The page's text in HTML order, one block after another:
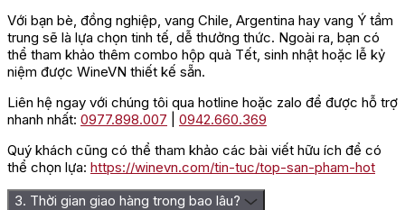
Với bạn bè, đồng nghiệp, vang Chile, Argentina hay vang Ý tầm
trung sẽ là lựa chọn tinh tế, dễ thưởng thức. Ngoài ra, bạn có
thể tham khảo thêm combo hộp quà Tết, sinh nhật hoặc lễ kỷ
niệm được WineVN thiết kế sẵn.
Liên hệ ngay với chúng tôi qua hotline hoặc zalo để được hỗ trợ
nhanh nhất: 0977.898.007
0942.660.369
Quý khách cũng có thể tham khảo các bài viết hữu ích để có
thể chọn lựa: https://winevn.com/tin-tuc/top-san-pham-hot
3. Thời gian giao hàng trong bao lâu?